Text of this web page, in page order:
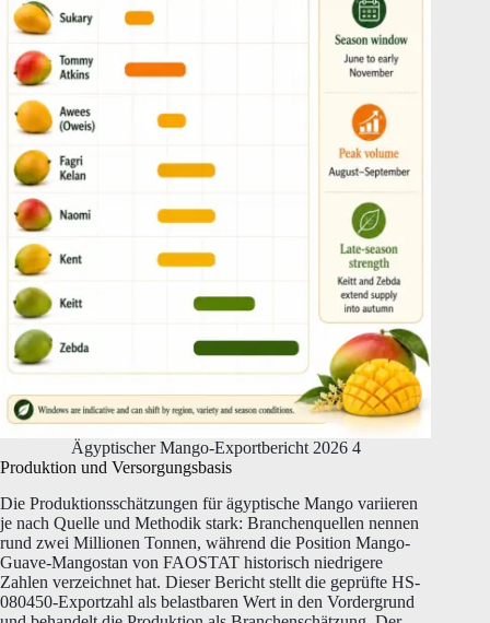
Ägyptischer Mango-Exportbericht 2026 4
Produktion und Versorgungsbasis
Die Produktionsschätzungen für ägyptische Mango variieren
je nach Quelle und Methodik stark: Branchenquellen nennen
rund zwei Millionen Tonnen, während die Position Mango-
Guave-Mangostan von FAOSTAT historisch niedrigere
Zahlen verzeichnet hat. Dieser Bericht stellt die geprüfte HS-
080450-Exportzahl als belastbaren Wert in den Vordergrund